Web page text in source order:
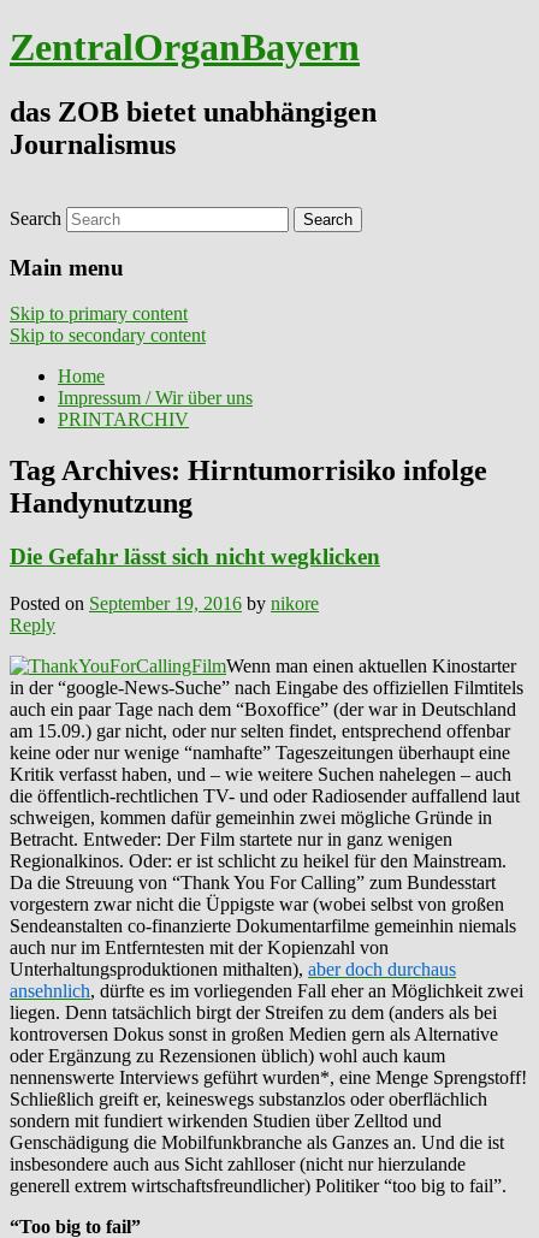
ZentralOrganBayern
das ZOB bietet unabhängigen
Journalismus
Search
Main menu
Skip to primary content
Skip to secondary content
Home
Impressum / Wir über uns
PRINTARCHIV
Tag Archives: Hirntumorrisiko infolge
Handynutzung
Die Gefahr lässt sich nicht wegklicken
Posted on September 19, 2016 by nikore
Reply
Wenn man einen aktuellen Kinostarter
in der “google-News-Suche” nach Eingabe des offiziellen Filmtitels
auch ein paar Tage nach dem “Boxoffice” (der war in Deutschland
am 15.09.) gar nicht, oder nur selten findet, entsprechend offenbar
keine oder nur wenige “namhafte” Tageszeitungen überhaupt eine
Kritik verfasst haben, und – wie weitere Suchen nahelegen – auch
die öffentlich-rechtlichen TV- und oder Radiosender auffallend laut
schweigen, kommen dafür gemeinhin zwei mögliche Gründe in
Betracht. Entweder: Der Film startete nur in ganz wenigen
Regionalkinos. Oder: er ist schlicht zu heikel für den Mainstream.
Da die Streuung von “Thank You For Calling” zum Bundesstart
vorgestern zwar nicht die Üppigste war (wobei selbst von großen
Sendeanstalten co-finanzierte Dokumentarfilme gemeinhin niemals
auch nur im Entferntesten mit der Kopienzahl von
Unterhaltungsproduktionen mithalten), aber doch durchaus
ansehnlich, dürfte es im vorliegenden Fall eher an Möglichkeit zwei
liegen. Denn tatsächlich birgt der Streifen zu dem (anders als bei
kontroversen Dokus sonst in großen Medien gern als Alternative
oder Ergänzung zu Rezensionen üblich) wohl auch kaum
nennenswerte Interviews geführt wurden*, eine Menge Sprengstoff!
Schließlich greift er, keineswegs substanzlos oder oberflächlich
sondern mit fundiert wirkenden Studien über Zelltod und
Genschädigung die Mobilfunkbranche als Ganzes an. Und die ist
insbesondere auch aus Sicht zahlloser (nicht nur hierzulande
generell extrem wirtschaftsfreundlicher) Politiker “too big to fail”.
“Too big to fail”